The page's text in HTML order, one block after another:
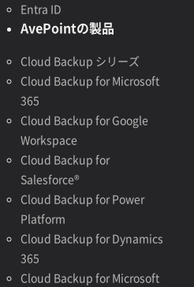
Entra ID
AvePointの製品
Cloud Backup シリーズ
Cloud Backup for Microsoft
365
Cloud Backup for Google
Workspace
Cloud Backup for
Salesforce®
Cloud Backup for Power
Platform
Cloud Backup for Dynamics
365
Cloud Backup for Microsoft